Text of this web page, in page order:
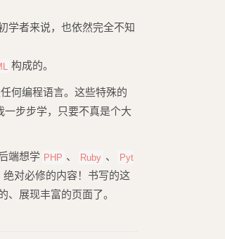
学者来说，也依然完全不知
构成的。
何编程语言。这些特殊的
步步学，只要不真是个大
端想学 PHP 、 Ruby 、
Pyt
对必修的内容！书写的这
、展现丰富的页面了。